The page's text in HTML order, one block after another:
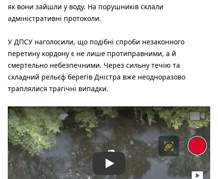
як вони зайшли у воду. На порушників склали
адміністративні протоколи.
У ДПСУ наголосили, що подібні спроби незаконного
перетину кордону є не лише протиправними, а й
смертельно небезпечними. Через сильну течію та
складний рельєф берегів Дністра вже неодноразово
траплялися трагічні випадки.
Play